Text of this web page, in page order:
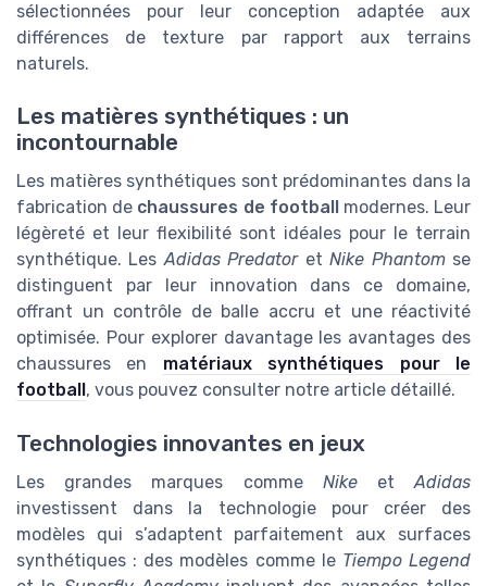
sélectionnées pour leur conception adaptée aux
différences de texture par rapport aux terrains
naturels.
Les matières synthétiques : un
incontournable
Les matières synthétiques sont prédominantes dans la
fabrication de chaussures de football
modernes. Leur
légèreté et leur flexibilité sont idéales pour le terrain
synthétique. LesAdidas PredatoretNike Phantomse
distinguent par leur innovation dans ce domaine,
offrant un contrôle de balle accru et une réactivité
optimisée. Pour explorer davantage les avantages des
chaussures en matériaux synthétiques pour le
football , vous pouvez consulter notre article détaillé.
Technologies innovantes en jeux
Les grandes marques comme NikeetAdidas
investissent dans la technologie pour créer des
modèles qui s’adaptent parfaitement aux surfaces
synthétiques : des modèles comme le Tiempo Legend